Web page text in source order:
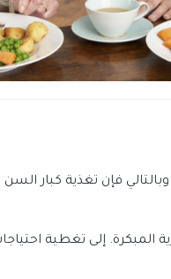
فإن تغذية كبار
إلى تغطية